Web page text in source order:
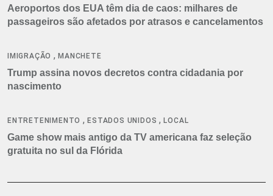
Aeroportos dos EUA têm dia de caos: milhares de
passageiros são afetados por atrasos e cancelamentos
IMIGRAÇÃO ,MANCHETE
Trump assina novos decretos contra cidadania por
nascimento
ENTRETENIMENTO ,ESTADOS UNIDOS ,LOCAL
Game show mais antigo da TV americana faz seleção
gratuita no sul da Flórida